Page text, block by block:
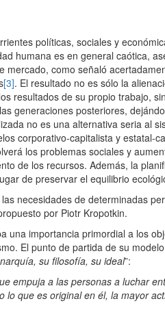
políticas, sociales y
humana es en general caótica,
como señaló
[3]. El resultado no es sólo la
resultados de su propio trabajo,
generaciones posteriores,
no es una alternativa seria al
corporativo-capitalista y estatal-
los problemas sociales y
de los recursos. Además, la
de preservar el equilibrio
necesidades de determinadas
por Piotr Kropotkin.
importancia primordial a los
El punto de partida de su
su filosofía, su ideal”:
empuja a las personas a luchar
que es original en él, la mayor